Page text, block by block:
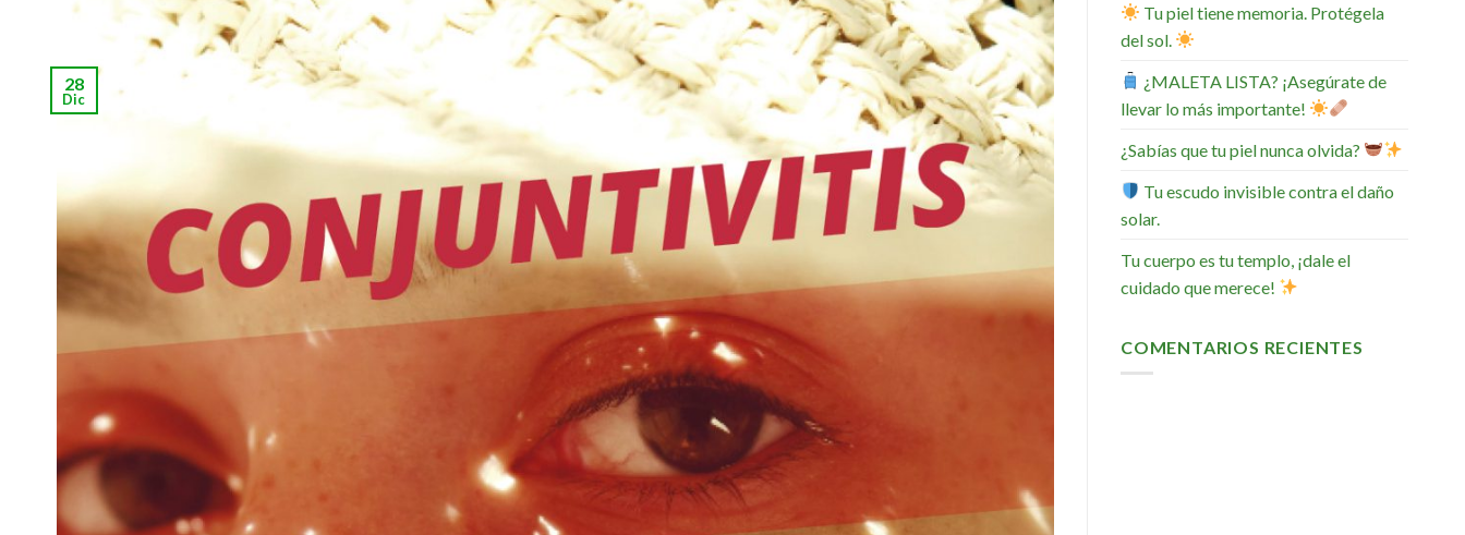
28
Dic
Tu piel tiene memoria. Protégela
del sol.
¿MALETA LISTA? ¡Asegúrate de
llevar lo más importante!
¿Sabías que tu piel nunca olvida?
Tu escudo invisible contra el daño
solar.
Tu cuerpo es tu templo, ¡dale el
cuidado que merece!
COMENTARIOS RECIENTES